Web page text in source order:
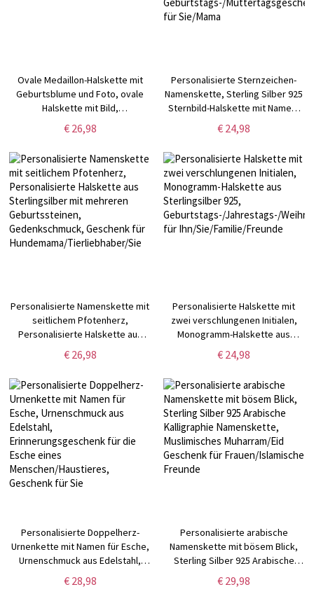
Ovale Medaillon-Halskette mit
Geburtsblume und Foto, ovale
Halskette mit Bild,
Geburtstags-/Jahrestags-/Muttertagsgeschenk
für Mama/Sie/Familie
€ 26,98
Personalisierte Sternzeichen-
Namenskette, Sterling Silber 925
Sternbild-Halskette mit Namen,
Astrologie-Schmuck,
Geburtstags-/Muttertagsgeschenk
€ 24,98
Personalisierte Namenskette mit
seitlichem Pfotenherz,
Personalisierte Halskette aus
Sterlingsilber mit mehreren
Geburtssteinen,
Gedenkschmuck, Geschenk für
Hundemama/Tierliebhaber/Sie
€ 26,98
Personalisierte Halskette mit
zwei verschlungenen Initialen,
Monogramm-Halskette aus
Sterlingsilber 925,
Geburtstags-/Jahrestags-/
€ 24,98
Personalisierte Doppelherz-
Urnenkette mit Namen für Esche,
Urnenschmuck aus Edelstahl,
Erinnerungsgeschenk für die
Esche eines
€ 28,98
Personalisierte arabische
Namenskette mit bösem Blick,
Sterling Silber 925 Arabische
Kalligraphie Namenskette,
Muslimisches Muharram/Eid
€ 29,98